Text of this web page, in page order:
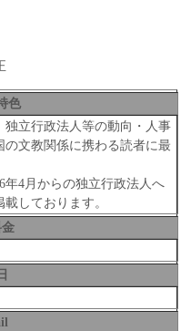
色
立行政法人等の動向・人事
文教関係に携わる読者に最
4月からの独立行政法人へ
しております。